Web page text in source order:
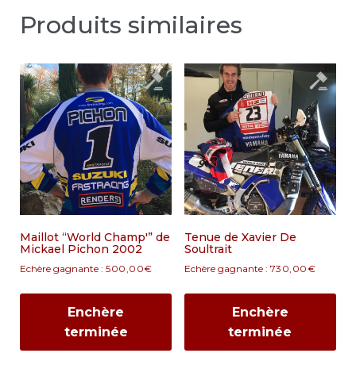
Produits similaires
Maillot “World Champ'” de
Mickael Pichon 2002
Echère gagnante : 500,00€
Enchère
terminée
Tenue de Xavier De
Soultrait
Echère gagnante : 730,00€
Enchère
terminée